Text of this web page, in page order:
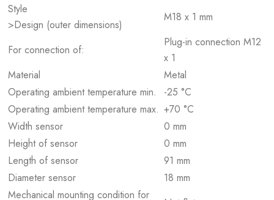
Style
>Design (outer dimensions)
M18 x 1 mm
For connection of:
Plug-in connection M12
x 1
Material
Metal
Operating ambient temperature min.
-25 °C
Operating ambient temperature max. +70 °C
Width sensor
0 mm
Height of sensor
0 mm
Length of sensor
91 mm
Diameter sensor
18 mm
Mechanical mounting condition for